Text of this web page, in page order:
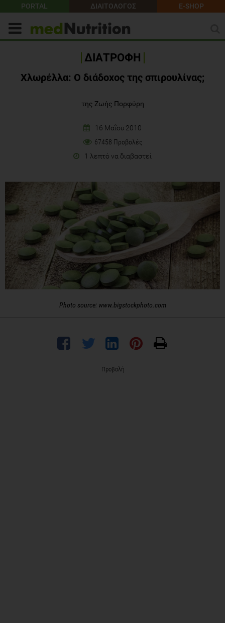
PORTAL ΔΙΑΙΤΟΛΟΓΟΣ E-SHOP
ΔΙΑΤΡΟΦΗ
Χλωρέλλα: Ο διάδοχος της σπιρουλίνας;
της Ζωής Πορφύρη
16 Μαΐου 2010
67458 Προβολές
1 λεπτό να διαβαστεί
Photo source: www.bigstockphoto.com
Προβολή